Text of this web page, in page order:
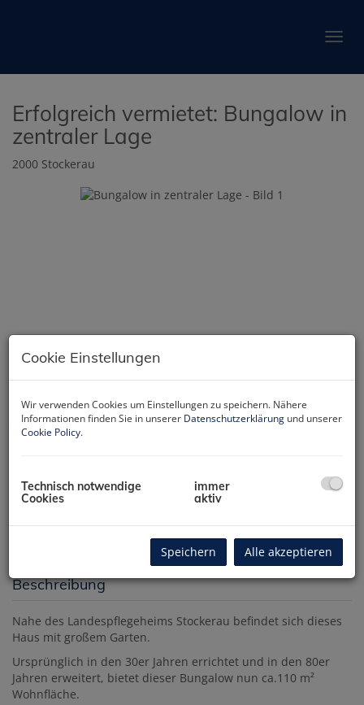
Erfolgreich vermietet: Bungalow in
zentraler Lage
2000 Stockerau
Beschreibung
Nahe des Landespflegeheims Stockerau befindet sich dieses
Haus mit großem Garten.
Ursprünglich in den 30er Jahren errichtet und in den 80er
Jahren erweitert, bietet dieser Bungalow nun ca.110 m²
Wohnfläche.
Cookie Einstellungen
Wir verwenden Cookies um Einstellungen zu speichern. Nähere
Informationen finden Sie in unserer Datenschutzerklärung und unserer
Cookie Policy.
Technisch notwendige
Cookies
immer
aktiv
Speichern Alle akzeptieren